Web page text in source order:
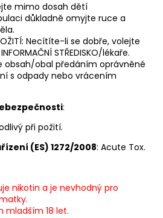
mimo dosah dětí
důkladně omyjte ruce a
Necítíte-li se dobře, volejte
STŘEDISKO/lékaře.
obsah/obal předáním oprávněné
s odpady nebo vrácením
:
při požití.
(ES) 1272/2008: Acute Tox.
nikotin a je nevhodný pro
mladším 18 let.